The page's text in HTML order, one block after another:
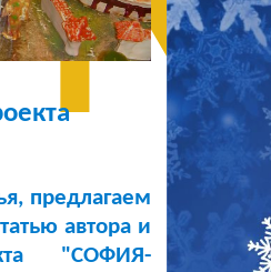
предлагаем
автора и
"СОФИЯ-